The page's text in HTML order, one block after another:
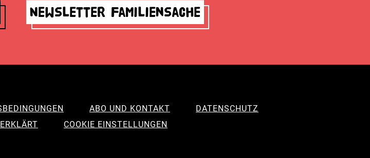
Newsletter Familiensache
ABO UND KONTAKT
DATENSCHUTZ
COOKIE EINSTELLUNGEN